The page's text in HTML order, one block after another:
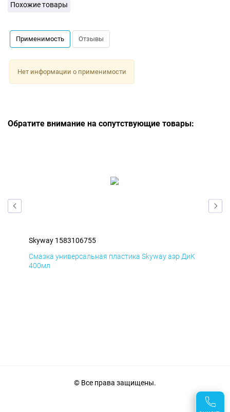
Похожие товары
Применимость Отзывы
Нет информации о применимости
Обратите внимание на сопутствующие товары:
Skyway 1583106755
Смазка универсальная пластика Skyway аэр ДиК
400мл
© Все права защищены.